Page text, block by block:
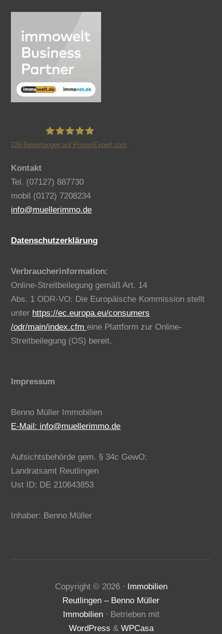
226 Bewertungen auf ProvenExpert.com
Kontakt
Tel. (07127) 887730
mobil (0172) 7208234
info@muellerimmo.de
Datenschutzerklärung
Verbraucherinformation:
Online-Streitbeilegung gemäß Art. 14
Abs. 1 ODR-VO: Die Europäische Kommission stellt
unter https://ec.europa.eu/consumers
/odr/main/index.cfmeine Plattform zur Online-
Streitbeilegung (OS) bereit.
Impressum
Benno Müller Immobilien
E-Mail: info@muellerimmo.de
Aufsichtsbehörde gem. § 34c GewO:
Landratsamt Reutlingen
Ust ID: DE 210643853
Inhaber: Benno Müller
Copyright © 2026⋅ Immobilien
Reutlingen – Benno Müller
Immobilien⋅ Betrieben mit
WordPress & WPCasa